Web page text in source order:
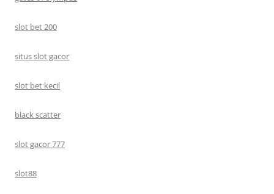
slot bet 200
situs slot gacor
slot bet kecil
black scatter
slot gacor 777
slot88